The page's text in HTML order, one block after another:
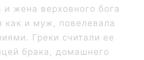
и жена верховного бога
как и муж, повелевала
Греки считали ее
брака, домашнего